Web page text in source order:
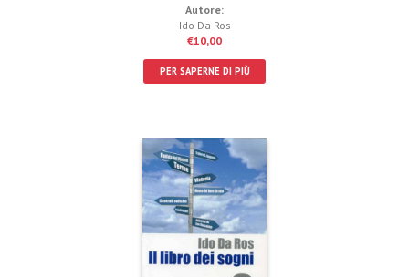
Autore:
Ido Da Ros
€10,00
PER SAPERNE DI PIÙ